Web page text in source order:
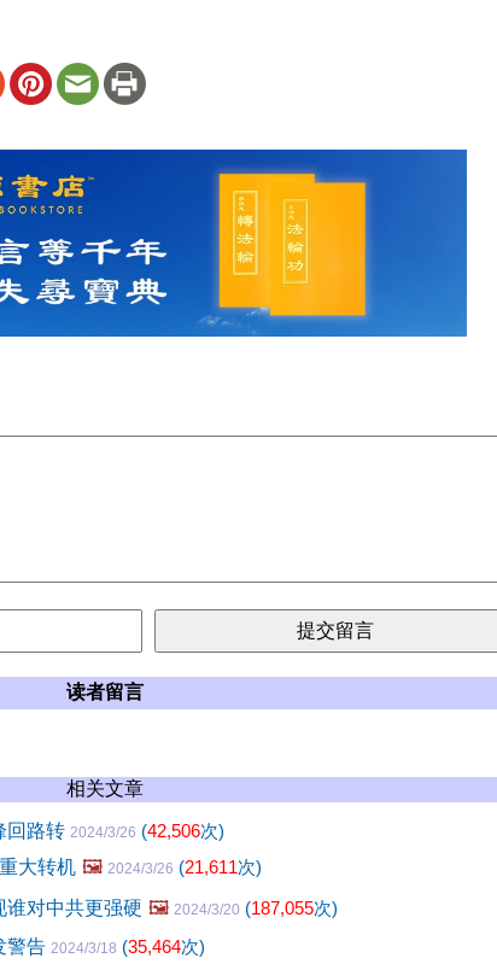
读者留言
相关文章
回路转 2024/3/26 (42,506次)
大转机 🖼️ 2024/3/26 (21,611次)
谁对中共更强硬 🖼️ 2024/3/20 (187,055次)
警告 2024/3/18 (35,464次)